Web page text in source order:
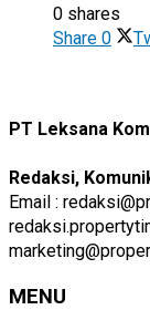
0 shares
Share 0
PT Leksana
Redaksi,
Email :
MENU